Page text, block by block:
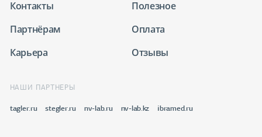
Контакты
Полезное
Партнёрам
Оплата
Карьера
Отзывы
НАШИ ПАРТНЕРЫ
tagler.ru stegler.ru nv-lab.ru nv-lab.kz ibramed.ru